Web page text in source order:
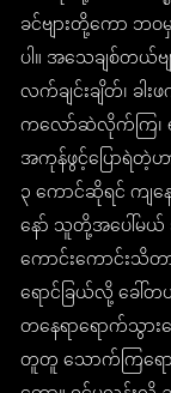
ခင်ဗျားတို့ကော ဘဝ
ပါ။ အသေချစ်တယ်
လက်ချင်းချိတ်၊ ခါး
ကလော်ဆဲလိုက်ကြ၊
အကုန်ဖွင့်ပြောရဲတဲ့ဟ
၃ ကောင်ဆိုရင် ကျ
နော် သူတို့အပေါ်
ကောင်းကောင်းသိ
ရောင်ခြယ်လို့ ခေါ်
တနေရာရောက်သွာ
တူတူ သောက်ကြရော